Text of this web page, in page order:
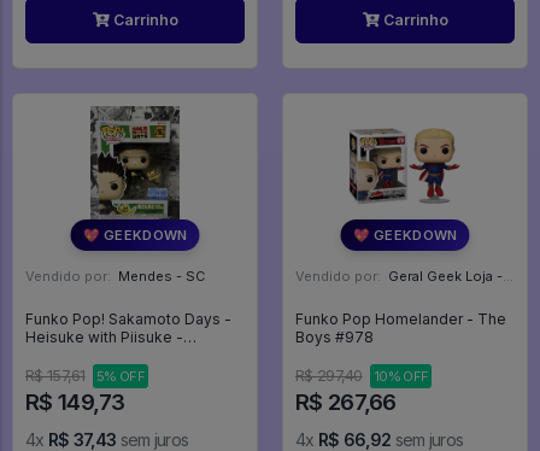
Carrinho Carrinho
💖 GEEKDOWN
Vendido por: Mendes - SC
Funko Pop! Sakamoto Days -
Heisuke with Piisuke -
R$ 157,61
5% OFF
R$ 149,73
4x R$ 37,43 sem juros
💖 GEEKDOWN
Vendido por: Geral Geek Loja - SP
Funko Pop Homelander - The
Boys #978
R$ 297,40 10% OFF
R$ 267,66
4x R$ 66,92 sem juros